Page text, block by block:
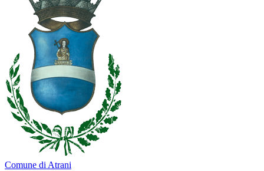
Comune di Atrani